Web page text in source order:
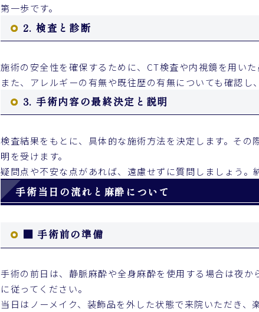
第一歩です。
2. 検査と診断
施術の安全性を確保するために、CT検査や内視鏡を用いた
また、アレルギーの有無や既往歴の有無についても確認し
3. 手術内容の最終決定と説明
検査結果をもとに、具体的な施術方法を決定します。そ
明を受けます。
疑問点や不安な点があれば、遠慮せずに質問しましょう。
手術当日の流れと麻酔について
■ 手術前の準備
手術の前日は、静脈麻酔や全身麻酔を使用する場合は夜
に従ってください。
当日はノーメイク、装飾品を外した状態で来院いただき